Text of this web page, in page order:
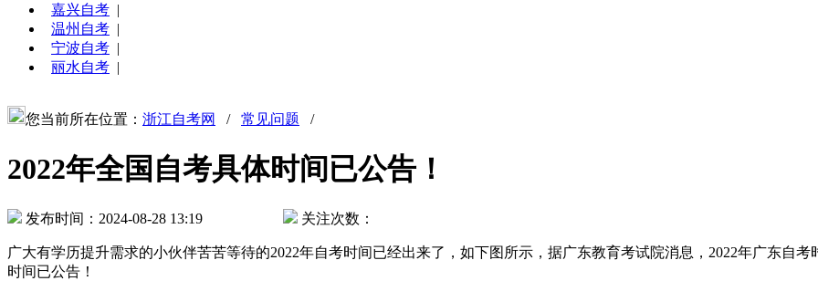
嘉兴自考 |
温州自考 |
宁波自考 |
丽水自考 |
您当前所在位置： 浙江自考网 / 常见问题 /
2022年全国自考具体时间已公告！
发布时间：2024-08-28 13:19 关注次数：
广大有学历提升需求的小伙伴苦苦等待的2022年自考时间已经出来了，如下图所示，据广东教育考试院消息，2022年广东自
时间已公告！